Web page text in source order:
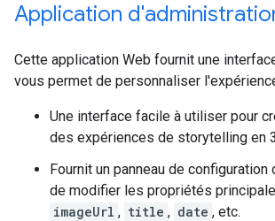
Application
Cette application Web fournit une
vous permet de personnaliser
Une interface facile à utiliser pour
des expériences de storytelling en
Fournit un panneau de
de modifier les propriétés
imageUrl , title , date , etc.